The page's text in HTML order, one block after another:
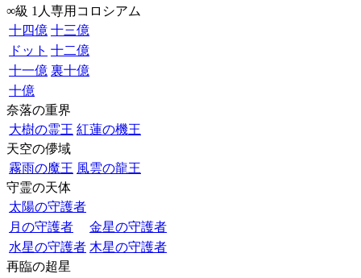
∞級 1人専用コロシアム
十四億 十三億
ドット 十二億
十一億 裏十億
十億
奈落の重界
大樹の霊王 紅蓮の機王
天空の儚域
霧雨の魔王 風雲の龍王
守霊の天体
太陽の守護者
月の守護者
金星の守護者
水星の守護者 木星の守護者
再臨の超星